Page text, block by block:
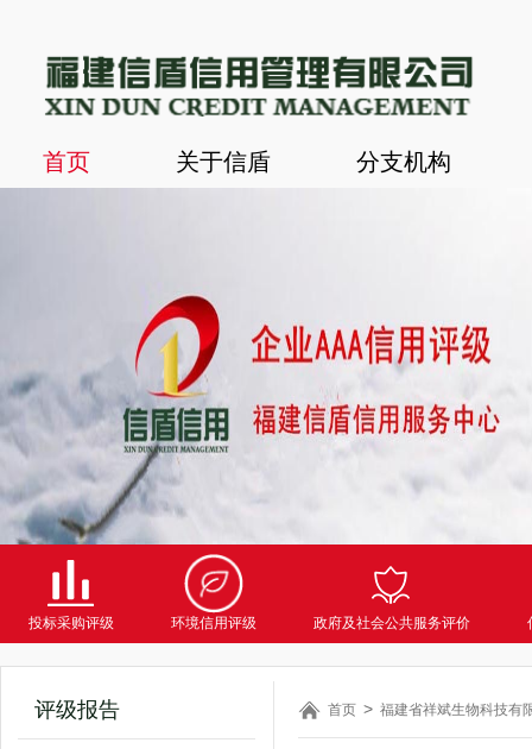
首页 关于信盾 分支机构
投标采购评级 环境信用评级 政府及社会公共服务评价
评级报告 首页 福建省祥斌生物科技有